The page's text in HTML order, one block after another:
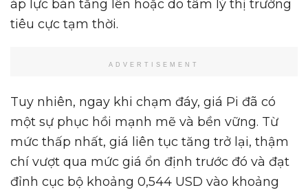
áp lực bán tăng lên hoặc do tâm lý thị trường
tiêu cực tạm thời.
ADVERTISEMENT
Tuy nhiên, ngay khi chạm đáy, giá Pi đã có
một sự phục hồi mạnh mẽ và bền vững. Từ
mức thấp nhất, giá liên tục tăng trở lại, thậm
chí vượt qua mức giá ổn định trước đó và đạt
đỉnh cục bộ khoảng 0,544 USD vào khoảng